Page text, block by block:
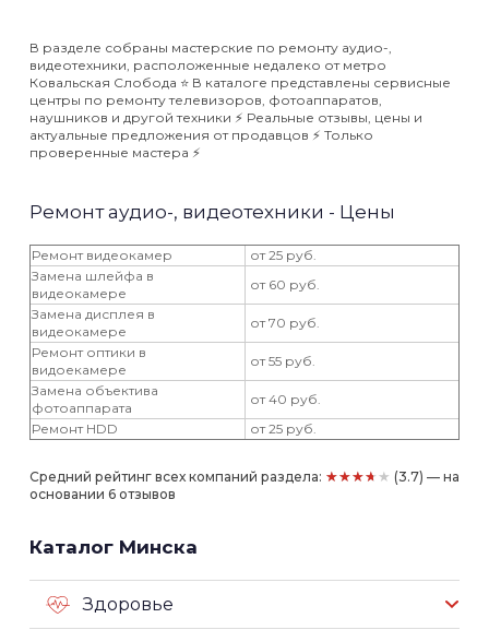
В разделе собраны мастерские по ремонту аудио-,
видеотехники, расположенные недалеко от метро
Ковальская Слобода ⭐️ В каталоге представлены сервисные
центры по ремонту телевизоров, фотоаппаратов,
наушников и другой техники ⚡️ Реальные отзывы, цены и
актуальные предложения от продавцов ⚡️ Только
проверенные мастера ⚡️
Ремонт аудио-, видеотехники - Цены
Ремонт видеокамер
от 25 руб.
Замена шлейфа в
видеокамере
от 60 руб.
Замена дисплея в
видеокамере
от 70 руб.
Ремонт оптики в
видоекамере
от 55 руб.
Замена объектива
фотоаппарата
от 40 руб.
Ремонт HDD
от 25 руб.
Средний рейтинг всех компаний раздела: ★★★★★ (3.7) — на
основании 6 отзывов
Каталог Минска
Здоровье